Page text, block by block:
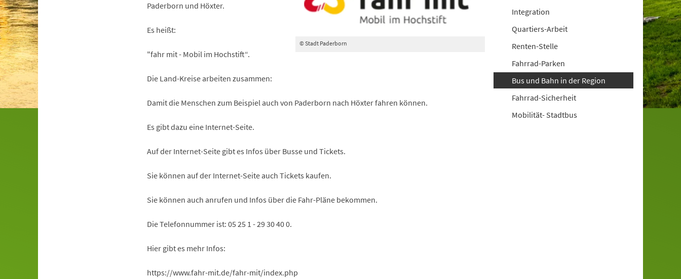
© Stadt Paderborn
Paderborn und Höxter.
Es heißt:
"fahr mit - Mobil im Hochstift“.
Die Land-Kreise arbeiten zusammen:
Damit die Menschen zum Beispiel auch von Paderborn nach Höxter fahren können.
Es gibt dazu eine Internet-Seite.
Auf der Internet-Seite gibt es Infos über Busse und Tickets.
Sie können auf der Internet-Seite auch Tickets kaufen.
Sie können auch anrufen und Infos über die Fahr-Pläne bekommen.
Die Telefonnummer ist: 05 25 1 - 29 30 40 0.
Hier gibt es mehr Infos:
https://www.fahr-mit.de/fahr-mit/index.php
Integration
Quartiers-Arbeit
Renten-Stelle
Fahrrad-Parken
Bus und Bahn in der Region
Fahrrad-Sicherheit
Mobilität- Stadtbus